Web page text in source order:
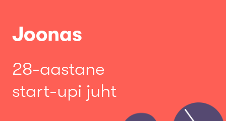
Joonas
28-aastane
start-upi juht